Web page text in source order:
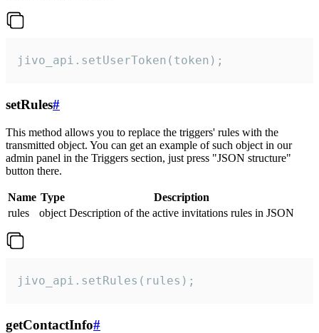
jivo_api.setUserToken(token);
setRules#
This method allows you to replace the triggers' rules with the
transmitted object. You can get an example of such object in our
admin panel in the Triggers section, just press "JSON structure"
button there.
Name Type
Description
rules
object Description of the active invitations rules in JSON
jivo_api.setRules(rules);
getContactInfo#